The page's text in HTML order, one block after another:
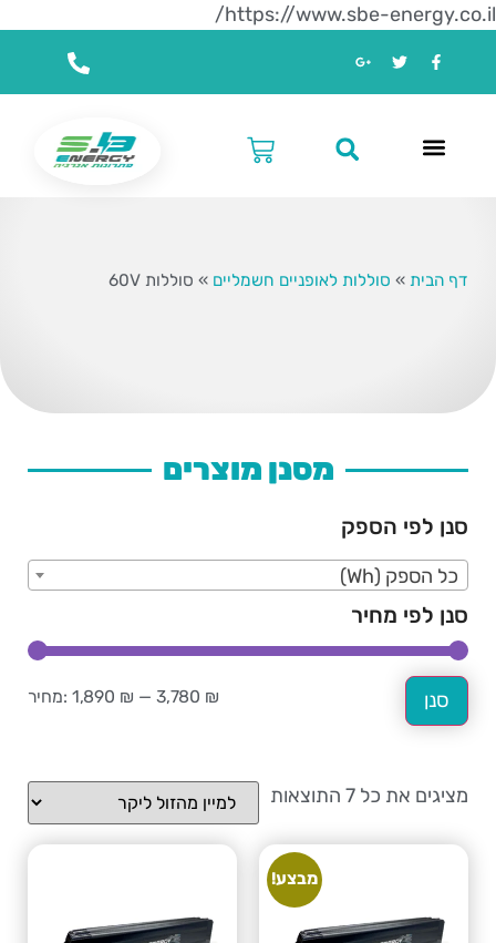
https://www.sbe-energy.co.il/
דף הבית » סוללות לאופניים חשמליים » סוללות 60V
מציגים את כל ⁦7⁩ התוצאות
מבצע!
מסנן מוצרים
סנן לפי הספק
כל הספק (Wh)
סנן לפי מחיר
סנן מחיר: 1,890 ₪ — 3,780 ₪